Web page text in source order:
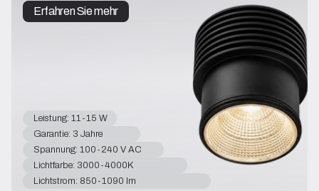
Erfahren Sie mehr
Leistung: 11-15 W
Garantie: 3 Jahre
Spannung: 100-240 V AC
Lichtfarbe: 3000-4000K
Lichtstrom: 850-1090 lm